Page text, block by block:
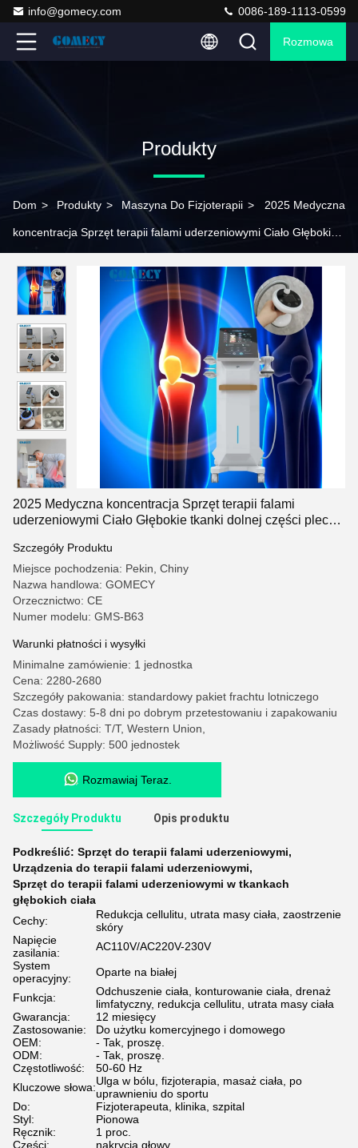
info@gomecy.com 0086-189-1113-0599
Rozmowa
Produkty
Dom > Produkty > Maszyna Do Fizjoterapii > 2025 Medyczna
koncentracja Sprzęt terapii falami uderzeniowymi Ciało Głębokie
2025 Medyczna koncentracja Sprzęt terapii falami
uderzeniowymi Ciało Głębokie tkanki dolnej części pleców
Szczegóły Produktu
Miejsce pochodzenia: Pekin, Chiny
Nazwa handlowa: GOMECY
Orzecznictwo: CE
Numer modelu: GMS-B63
Warunki płatności i wysyłki
Minimalne zamówienie: 1 jednostka
Cena: 2280-2680
Szczegóły pakowania: standardowy pakiet frachtu lotniczego
Czas dostawy: 5-8 dni po dobrym przetestowaniu i zapakowaniu
Zasady płatności: T/T, Western Union,
Możliwość Supply: 500 jednostek
Rozmawiaj Teraz.
Szczegóły Produktu Opis produktu
Podkreślić: Sprzęt do terapii falami uderzeniowymi,
Urządzenia do terapii falami uderzeniowymi,
Sprzęt do terapii falami uderzeniowymi w tkankach
głębokich ciała
Cechy:
Redukcja cellulitu, utrata masy ciała, zaostrzenie
skóry
Napięcie
zasilania:
AC110V/AC220V-230V
System
operacyjny:
Oparte na białej
Funkcja:
Odchuszenie ciała, konturowanie ciała, drenaż
limfatyczny, redukcja cellulitu, utrata masy ciała
Gwarancja:
12 miesięcy
Zastosowanie:
Do użytku komercyjnego i domowego
OEM:
- Tak, proszę.
ODM:
- Tak, proszę.
Częstotliwość:
50-60 Hz
Kluczowe słowa:Ulga w bólu, fizjoterapia, masaż ciała, po
uprawnieniu do sportu
Do:
Fizjoterapeuta, klinika, szpital
Styl:
Pionowa
Ręcznik:
1 proc.
Części:
nakrycia głowy